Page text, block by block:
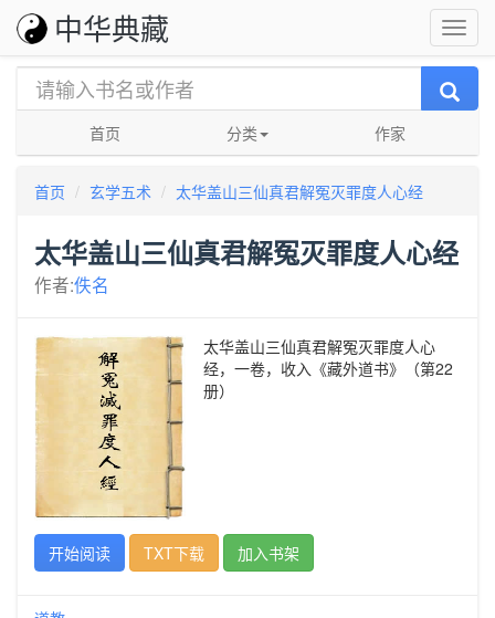
中华典藏
首页 分类 作家
首页 玄学五术 太华盖山三仙真君解冤灭罪度人心经
太华盖山三仙真君解冤灭罪度人心经
作者:佚名
太华盖山三仙真君解冤灭罪度人心
经，一卷，收入《藏外道书》（第22
册）
开始阅读 TXT下载 加入书架